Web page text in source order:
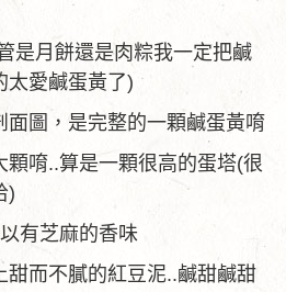
是月餅還是肉粽我一定把鹹
太愛鹹蛋黃了)
面圖，是完整的一顆鹹蛋黃唷
顆唷..算是一顆很高的蛋塔(很
)
有芝麻的香味
甜而不膩的紅豆泥..鹹甜鹹甜